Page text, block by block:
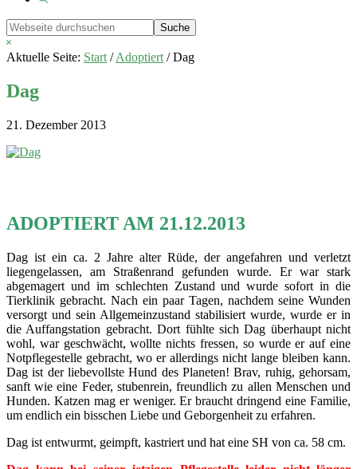
Webseite
durchsuchen
Hide
Search
Aktuelle Seite: Start / Adoptiert /Dag
Dag
21. Dezember 2013
ADOPTIERT AM 21.12.2013
Dag ist ein ca. 2 Jahre alter Rüde, der angefahren und verletzt
liegengelassen, am Straßenrand gefunden wurde. Er war stark
abgemagert und im schlechten Zustand und wurde sofort in die
Tierklinik gebracht. Nach ein paar Tagen, nachdem seine Wunden
versorgt und sein Allgemeinzustand stabilisiert wurde, wurde er in
die Auffangstation gebracht. Dort fühlte sich Dag überhaupt nicht
wohl, war geschwächt, wollte nichts fressen, so wurde er auf eine
Notpflegestelle gebracht, wo er allerdings nicht lange bleiben kann.
Dag ist der liebevollste Hund des Planeten! Brav, ruhig, gehorsam,
sanft wie eine Feder, stubenrein, freundlich zu allen Menschen und
Hunden. Katzen mag er weniger. Er braucht dringend eine Familie,
um endlich ein bisschen Liebe und Geborgenheit zu erfahren.
Dag ist entwurmt, geimpft, kastriert und hat eine SH von ca. 58 cm.